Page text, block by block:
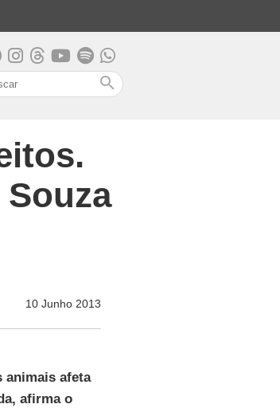
search
10 Junho 2013
animais afeta
afirma o